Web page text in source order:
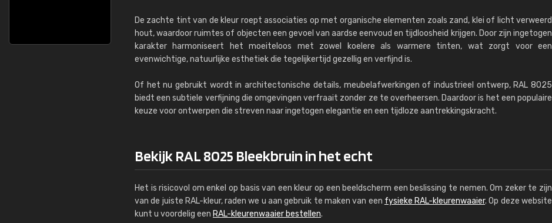
De zachte tint van de kleur roept associaties op met organische elementen zoals zand, klei of licht verweerd
hout, waardoor ruimtes of objecten een gevoel van aardse eenvoud en tijdloosheid krijgen. Door zijn ingetogen
karakter harmoniseert het moeiteloos met zowel koelere als warmere tinten, wat zorgt voor een
evenwichtige, natuurlijke esthetiek die tegelijkertijd gezellig en verfijnd is.
Of het nu gebruikt wordt in architectonische details, meubelafwerkingen of industrieel ontwerp, RAL 8025
biedt een subtiele verfijning die omgevingen verfraait zonder ze te overheersen. Daardoor is het een populaire
keuze voor ontwerpen die streven naar ingetogen elegantie en een tijdloze aantrekkingskracht.
Bekijk RAL 8025 Bleekbruin in het echt
Het is risicovol om enkel op basis van een kleur op een beeldscherm een beslissing te nemen. Om zeker te zijn
van de juiste RAL-kleur, raden we u aan gebruik te maken van een fysieke RAL-kleurenwaaier. Op deze website
kunt u voordelig een RAL-kleurenwaaier bestellen.